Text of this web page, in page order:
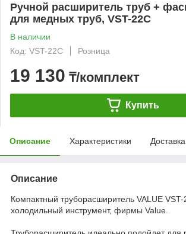
Ручной расширитель труб +
для медных труб, VST-22C
В наличии
Код: VST-22C
Розница
19 130 ₸/комплект
Купить
Описание Характеристики Доставка
Описание
Компактный труборасширитель VALUE VST-
холодильный инструмент, фирмы Value.